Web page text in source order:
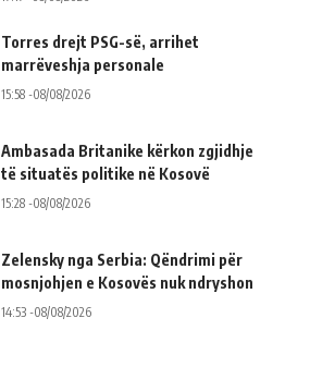
Torres drejt PSG-së, arrihet
marrëveshja personale
15:58 -08/08/2026
Ambasada Britanike kërkon zgjidhje
të situatës politike në Kosovë
15:28 -08/08/2026
Zelensky nga Serbia: Qëndrimi për
mosnjohjen e Kosovës nuk ndryshon
14:53 -08/08/2026